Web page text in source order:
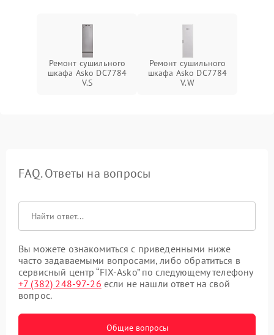
Ремонт сушильного
шкафа Asko DC7784
V.S
Ремонт сушильного
шкафа Asko DC7784
V.W
FAQ. Ответы на вопросы
Вы можете ознакомиться с приведенными ниже
часто задаваемыми вопросами, либо обратиться в
сервисный центр “FIX-Asko” по следующему телефону
+7 (382) 248-97-26 если не нашли ответ на свой
вопрос.
Общие вопросы